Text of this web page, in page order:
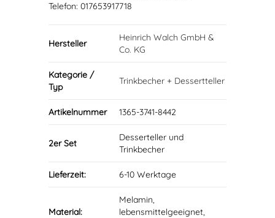
Telefon: 017653917718
Hersteller
Heinrich Walch GmbH &
Co. KG
Kategorie /
Typ
Trinkbecher + Dessertteller
Artikelnummer 1365-3741-8442
2er Set
Desserteller und
Trinkbecher
Lieferzeit: 6-10 Werktage
Material:
Melamin,
lebensmittelgeeignet,